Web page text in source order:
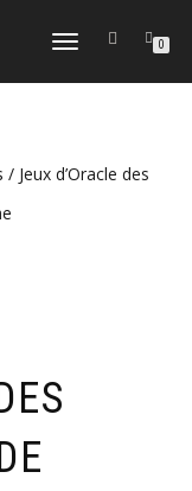
DÉPLIER
NAVIGATION
0
/ Jeux d’Oracle des